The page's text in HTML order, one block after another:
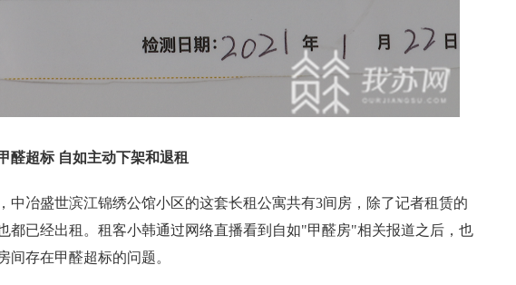
醛超标 自如主动下架和退租
冶盛世滨江锦绣公馆小区的这套长租公寓共有3间房，除了记者租赁的
都已经出租。租客小韩通过网络直播看到自如"甲醛房"相关报道之后，也
间存在甲醛超标的问题。